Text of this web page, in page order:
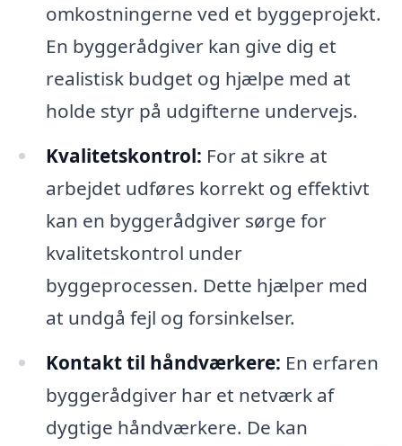
omkostningerne ved et byggeprojekt.
En byggerådgiver kan give dig et
realistisk budget og hjælpe med at
holde styr på udgifterne undervejs.
Kvalitetskontrol: For at sikre at
arbejdet udføres korrekt og effektivt
kan en byggerådgiver sørge for
kvalitetskontrol under
byggeprocessen. Dette hjælper med
at undgå fejl og forsinkelser.
Kontakt til håndværkere: En erfaren
byggerådgiver har et netværk af
dygtige håndværkere. De kan